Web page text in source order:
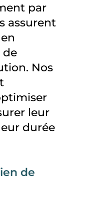
par
assurent
de
Nos
leur
durée
de